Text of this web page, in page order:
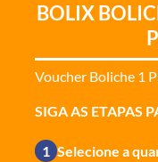
BOLIX
Voucher Boliche 1
SIGA AS ETAPAS
1 Selecione a